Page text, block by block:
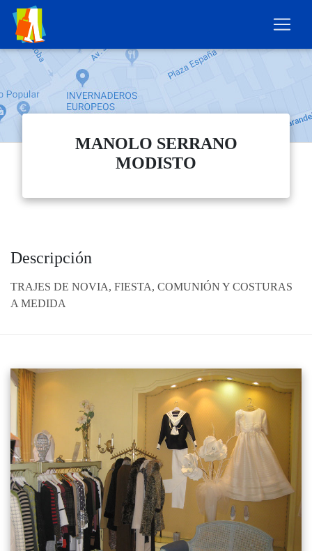
MANOLO SERRANO
MODISTO
Descripción
TRAJES DE NOVIA, FIESTA, COMUNIÓN Y COSTURAS
A MEDIDA